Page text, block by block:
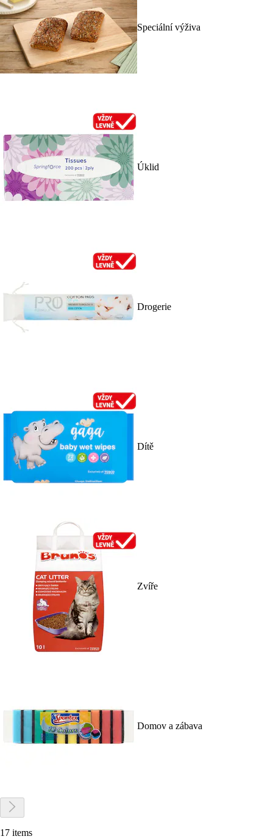
Speciální výživa
Úklid
Drogerie
Dítě
Zvíře
Domov a zábava
17 items